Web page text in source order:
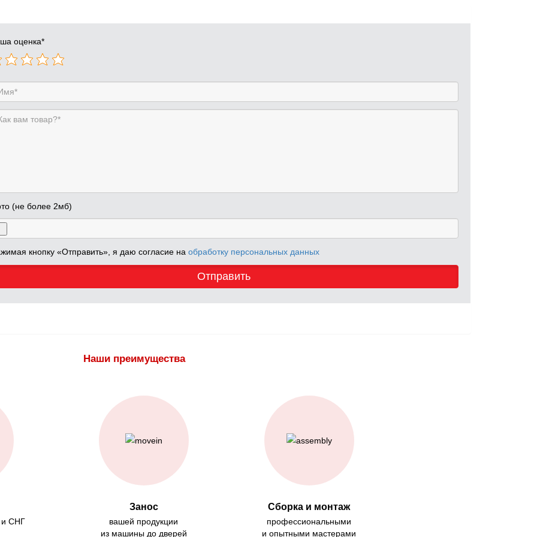
оценка*
(не более 2мб)
кнопку «Отправить», я даю согласие на обработку персональных данных
Отправить
Наши преимущества
и СНГ
Занос
вашей продукции
из машины до дверей
Сборка и монтаж
профессиональными
и опытными мастерами